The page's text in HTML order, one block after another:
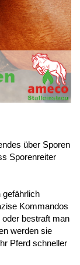
über Sporen
Sporenreiter
gefährlich
Kommandos
bestraft man
werden sie
Pferd schneller